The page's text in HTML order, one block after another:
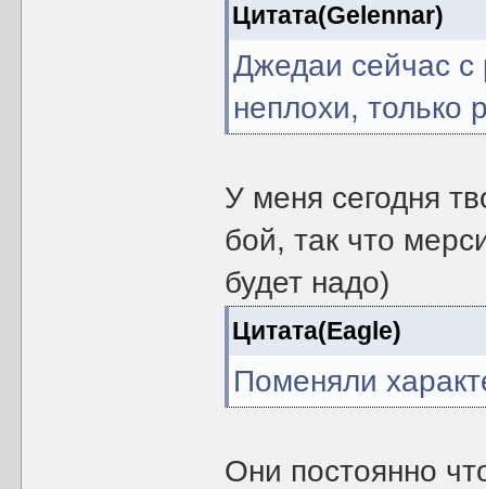
Цитата(Gelennar)
Джедаи сейчас
неплохи, только
У меня сегодня
бой, так что
будет надо)
Цитата(Eagle)
Поменяли
Они постоянно